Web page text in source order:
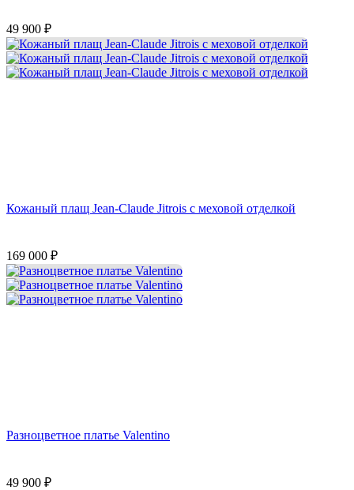
49 900 ₽
Кожаный плащ Jean-Claude Jitrois с меховой отделкой
169 000 ₽
Разноцветное платье Valentino
49 900 ₽